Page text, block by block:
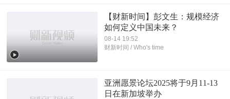
【财新时间】彭文生：规模经济
如何定义中国未来？
08-14 19:52
财新时间 / Who's time
亚洲愿景论坛2025将于9月11-13
日在新加坡举办